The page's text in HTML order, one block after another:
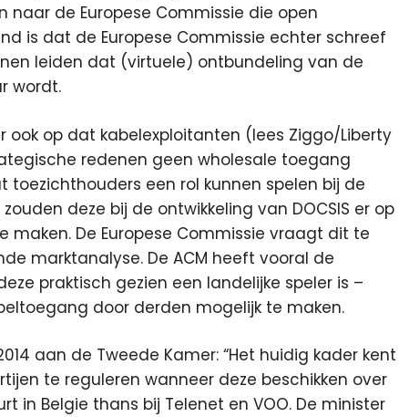
naar de Europese Commissie die open
is dat de Europese Commissie echter schreef
leiden dat (virtuele) ontbundeling van de
wordt.
ook op dat kabelexploitanten (lees Ziggo/Liberty
redenen geen wholesale toegang
toezichthouders een rol kunnen spelen bij de
deze bij de ontwikkeling van DOCSIS er op
De Europese Commissie vraagt dit te
marktanalyse. De ACM heeft vooral de
praktisch gezien een landelijke speler is –
door derden mogelijk te maken.
aan de Tweede Kamer: “Het huidig kader kent
te reguleren wanneer deze beschikken over
in Belgie thans bij Telenet en VOO. De minister